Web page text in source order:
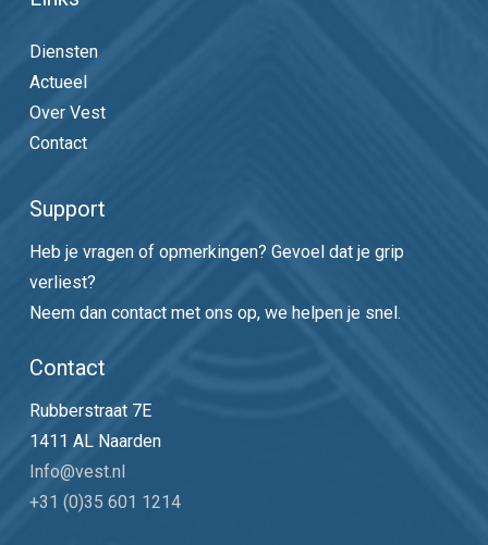
Diensten
Actueel
Over Vest
Contact
Support
Heb je vragen of opmerkingen? Gevoel dat je grip
verliest?
Neem dan contact met ons op, we helpen je snel.
Contact
Rubberstraat 7E
1411 AL Naarden
Info@vest.nl
+31 (0)35 601 1214